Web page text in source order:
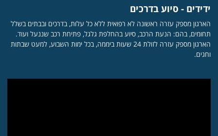
ידידים - סיוע בדרכים
הארגון מספק עזרה ראשונה לא רפואית ללא כל עלות, בדרכים ובבתים בשלל
תחומים, בהם: הנעת הרכב, סיוע בהחלפת גלגל, פתיחת רכב שננעל ועוד.
הארגון מספק עזרה לזולת 24 שעות ביממה, בכל ימות השבוע, למעט שבתות
וחגים.